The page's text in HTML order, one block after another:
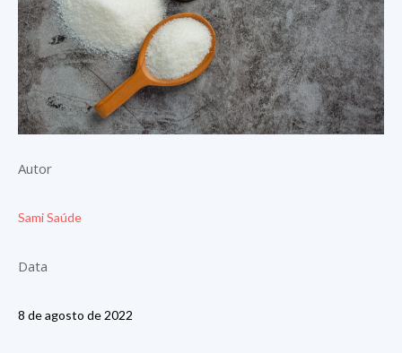
Autor
Sami Saúde
Data
8 de agosto de 2022